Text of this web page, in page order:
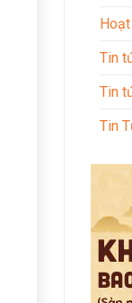
Tin
Tin
Tin